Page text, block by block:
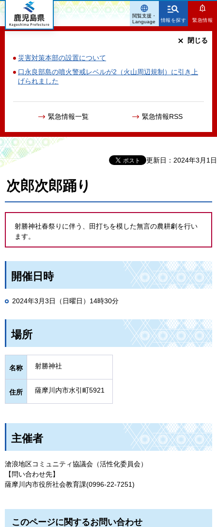
鹿児島県
情報を探す 緊急情報
災害対策本部の設置について
口永良部島の噴火警戒レベルが2（火山周辺規制）に引き上
げられました
緊急情報一覧 緊急情報RSS
閉じる
閲覧支援・
Language
更新日：2024年3月1日
次郎次郎踊り
射勝神社春祭りに伴う、田打ちを模した無言の農耕劇を行い
ます。
開催日時
2024年3月3日（日曜日）14時30分
場所
名称 射勝神社
住所 薩摩川内市水引町5921
主催者
滄浪地区コミュニティ協議会（活性化委員会）
【問い合わせ先】
薩摩川内市役所社会教育課(0996-22-7251)
このページに関するお問い合わせ